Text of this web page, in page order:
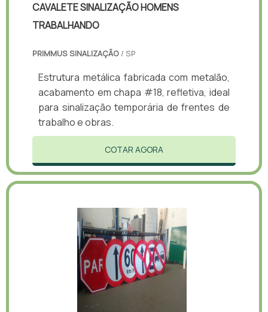
CAVALETE SINALIZAÇÃO HOMENS
TRABALHANDO
PRIMMUS SINALIZAÇÃO / SP
Estrutura metálica fabricada com metalão,
acabamento em chapa #18, refletiva, ideal
para sinalização temporária de frentes de
trabalho e obras.
COTAR AGORA